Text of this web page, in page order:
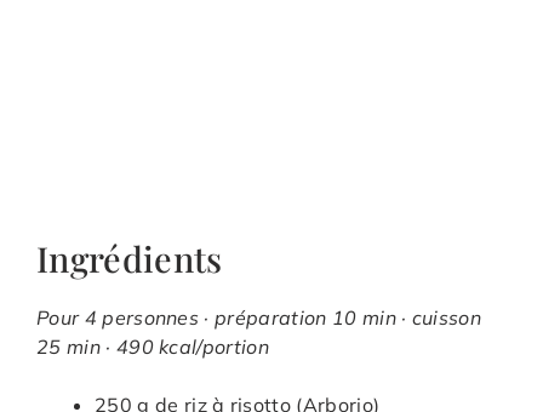
Ingrédients
Pour 4 personnes · préparation 10 min · cuisson
25 min · 490 kcal/portion
250 g de riz à risotto (Arborio)